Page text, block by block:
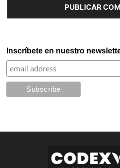
Inscríbete en nuestro